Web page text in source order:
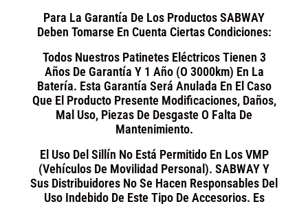
Para La Garantía De Los Productos SABWAY
Deben Tomarse En Cuenta Ciertas Condiciones:
Todos Nuestros Patinetes Eléctricos Tienen 3
Años De Garantía Y 1 Año (o 3000km) En La
Batería. Esta Garantía Será Anulada En El Caso
Que El Producto Presente Modificaciones, Daños,
Mal Uso, Piezas De Desgaste O Falta De
Mantenimiento.
El Uso Del Sillín No Está Permitido En Los VMP
(Vehículos De Movilidad Personal). SABWAY Y
Sus Distribuidores No Se Hacen Responsables Del
Uso Indebido De Este Tipo De Accesorios. Es